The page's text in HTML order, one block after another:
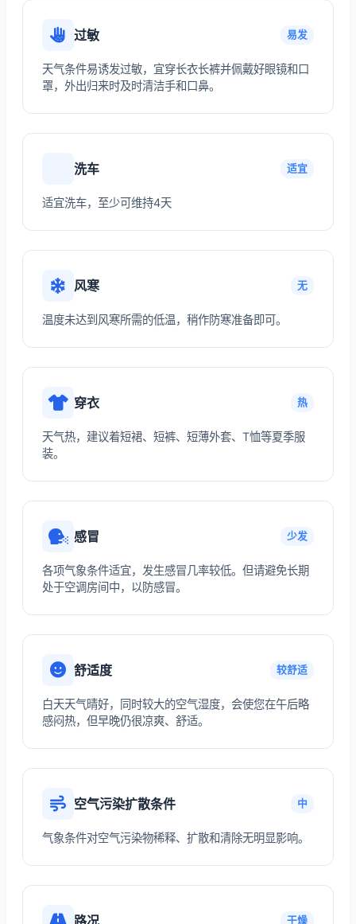
过敏 易发
天气条件易诱发过敏，宜穿长衣长裤并佩戴好眼镜和口
罩，外出归来时及时清洁手和口鼻。
洗车 适宜
适宜洗车，至少可维持4天
风寒 无
温度未达到风寒所需的低温，稍作防寒准备即可。
穿衣 热
天气热，建议着短裙、短裤、短薄外套、T恤等夏季服
装。
感冒 少发
各项气象条件适宜，发生感冒几率较低。但请避免长期
处于空调房间中，以防感冒。
舒适度 较舒适
白天天气晴好，同时较大的空气湿度，会使您在午后略
感闷热，但早晚仍很凉爽、舒适。
空气污染扩散条件 中
气象条件对空气污染物稀释、扩散和清除无明显影响。
路况 干燥